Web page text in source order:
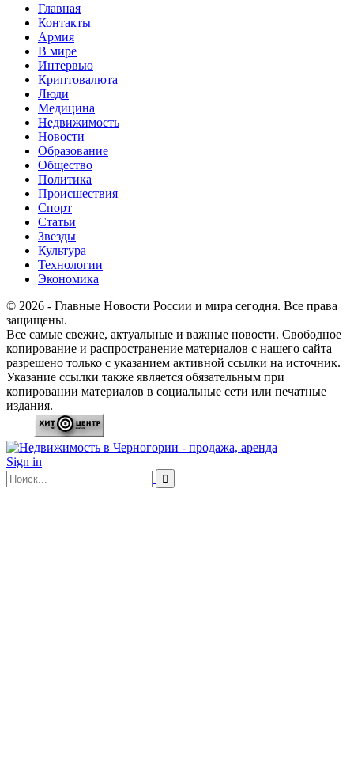
Главная
Контакты
Армия
В мире
Интервью
Криптовалюта
Люди
Медицина
Недвижимость
Новости
Образование
Общество
Политика
Происшествия
Спорт
Статьи
Звезды
Культура
Технологии
Экономика
© 2026 - Главные Новости России и мира сегодня. Все права
защищены.
Все самые свежие, актуальные и важные новости. Свободное
копирование и распространение материалов с нашего сайта
разрешено только с указанием активной ссылки на источник.
Указание ссылки также является обязательным при
копировании материалов в социальные сети или печатные
издания.
Sign in